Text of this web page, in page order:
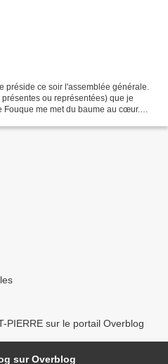
préside ce soir l'assemblée générale.
ou représentées) que je
me met du baume au cœur.
PIERRE sur le portail Overblog
sur Overblog